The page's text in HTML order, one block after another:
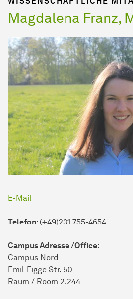
Magdalena Franz,
E-Mail
Telefon: (+49)231 755-4654
Campus Adresse /Office:
Campus Nord
Emil-Figge Str. 50
Raum / Room 2.244